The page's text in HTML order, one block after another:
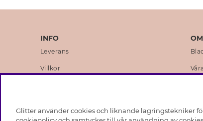
INFO
Leverans
Villkor
Medlemsvillkor
Glitter använder cookies och liknande lagringstekniker